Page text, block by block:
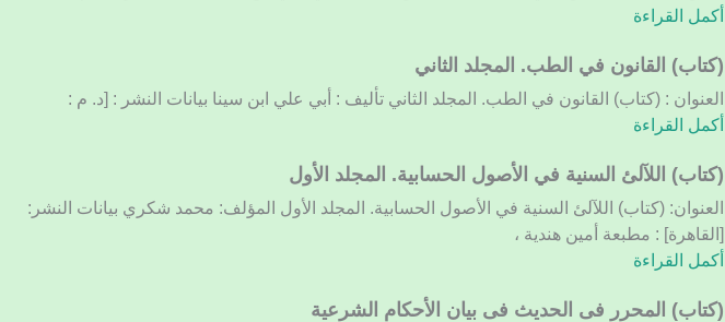
أكمل القراءة
المجلد
(كتاب) القانون في الطب. المجلد الثاني
العنوان : (كتاب) القانون في الطب. المجلد الثاني تأليف : أبي علي ابن سينا بيانات النشر : [د. م :
أكمل القراءة
(كتاب)
القانون
المجلد
(كتاب) اللآلئ السنية في الأصول الحسابية. المجلد الأول
العنوان: (كتاب) اللآلئ السنية في الأصول الحسابية. المجلد الأول المؤلف: محمد شكري بيانات النشر:
[القاهرة] : مطبعة أمين هندية ،
أكمل القراءة
(كتاب)
اللآلئ
السنية
الحسابية.
(كتاب) المحرر فى الحديث فى بيان الأحكام الشرعية
(كتاب)